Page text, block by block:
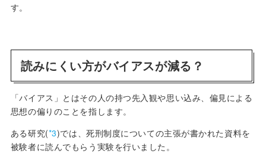
す。
読みにくい方がバイアスが減る？
「バイアス」とはその人の持つ先入観や思い込み、偏見による
思想の偏りのことを指します。
ある研究(*3)では、死刑制度についての主張が書かれた資料を
被験者に読んでもらう実験を行いました。